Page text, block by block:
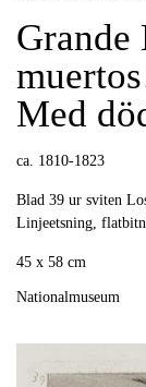
Grande
Med
ca. 1810-1823
Blad 39 ur sviten
Linjeetsning,
45 x 58 cm
Nationalmuseum